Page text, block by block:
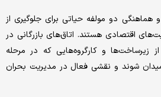
دو مولفه حیاتی برای جلوگیری از
اقتصادی هستند. اتاق‌های بازرگانی در
زیرساخت‌ها و کارگروه‌هایی که در مرحله
میدان شوند و نقشی فعال در مدیریت بحران